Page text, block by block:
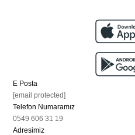
E Posta
[email protected]
Telefon Numaramız
0549 606 31 19
Adresimiz